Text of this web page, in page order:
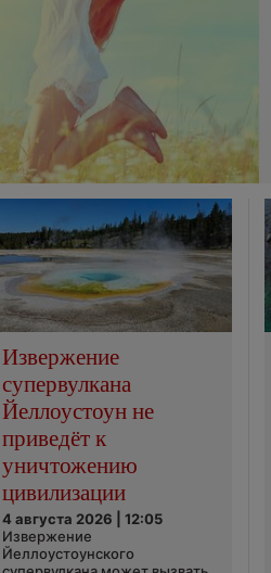
Извержение
супервулкана
Йеллоустоун не
приведёт к
уничтожению
цивилизации
4 августа 2026 | 12:05
Извержение
Йеллоустоунского